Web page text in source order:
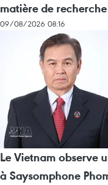
matière de
09/08/2026 08:16
Le Vietnam observe
à Saysomphone